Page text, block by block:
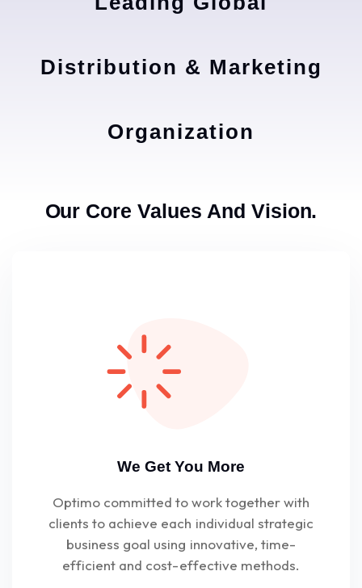
Distribution & Marketing
Organization
Our Core Values And Vision.
We Get You More
Optimo committed to work together with
clients to achieve each individual strategic
business goal using innovative, time-
efficient and cost-effective methods.